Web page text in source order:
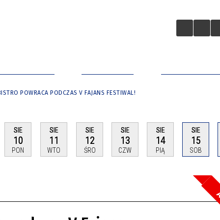
POWRACA PODCZAS V FAJANS FESTIWAL!
SIE
10
PON
SIE
11
WTO
SIE
12
ŚRO
SIE
13
CZW
SIE
14
PIĄ
SIE
15
SOB